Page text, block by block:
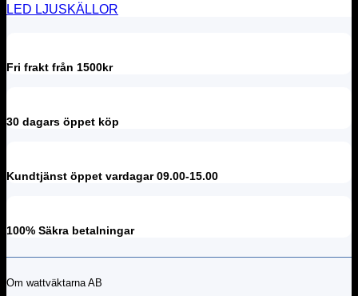
LED LJUSKÄLLOR
Fri frakt från 1500kr
30 dagars öppet köp
Kundtjänst öppet vardagar 09.00-15.00
100% Säkra betalningar
Om wattväktarna AB